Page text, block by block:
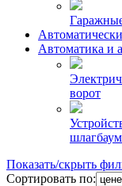
Автоматика и
ворот
Показать/скрыть
Сортировать по: